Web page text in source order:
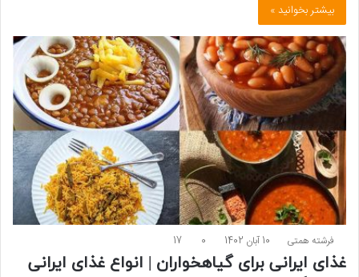
بیشتر بخوانید »
فرشته همتی 10 آبان 1402 0
17
غذای ایرانی برای گیاهخواران | انواع غذای ایرانی